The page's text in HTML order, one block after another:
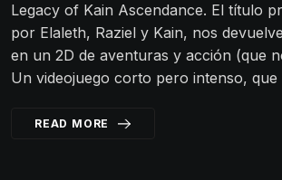
Legacy of Kain Ascendance. El título
por Elaleth, Raziel y Kain, nos
en un 2D de aventuras y acción (que
Un videojuego corto pero intenso, que
READ MORE